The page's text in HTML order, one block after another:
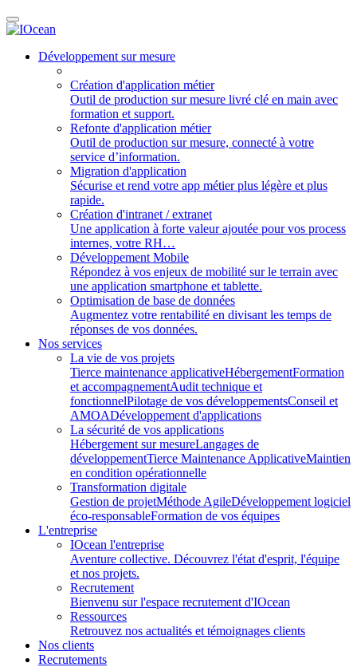
Développement sur mesure
Création d'application métier
Outil de production sur mesure livré clé en main avec
formation et support.
Refonte d'application métier
Outil de production sur mesure, connecté à votre
service d’information.
Migration d'application
Sécurise et rend votre app métier plus légère et plus
rapide.
Création d'intranet / extranet
Une application à forte valeur ajoutée pour vos process
internes, votre RH…
Développement Mobile
Répondez à vos enjeux de mobilité sur le terrain avec
une application smartphone et tablette.
Optimisation de base de données
Augmentez votre rentabilité en divisant les temps de
réponses de vos données.
Nos services
La vie de vos projets
Tierce maintenance applicativeHébergementFormation
et accompagnementAudit technique et
fonctionnelPilotage de vos développementsConseil et
AMOADéveloppement d'applications
La sécurité de vos applications
Hébergement sur mesureLangages de
développementTierce Maintenance ApplicativeMaintien
en condition opérationnelle
Transformation digitale
Gestion de projetMéthode AgileDéveloppement logiciel
éco-responsableFormation de vos équipes
L'entreprise
IOcean l'entreprise
Aventure collective. Découvrez l'état d'esprit, l'équipe
et nos projets.
Recrutement
Bienvenu sur l'espace recrutement d'IOcean
Ressources
Retrouvez nos actualités et témoignages clients
Nos clients
Recrutements